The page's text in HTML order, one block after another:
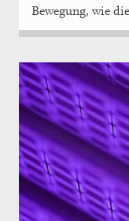
Bewegung, wie